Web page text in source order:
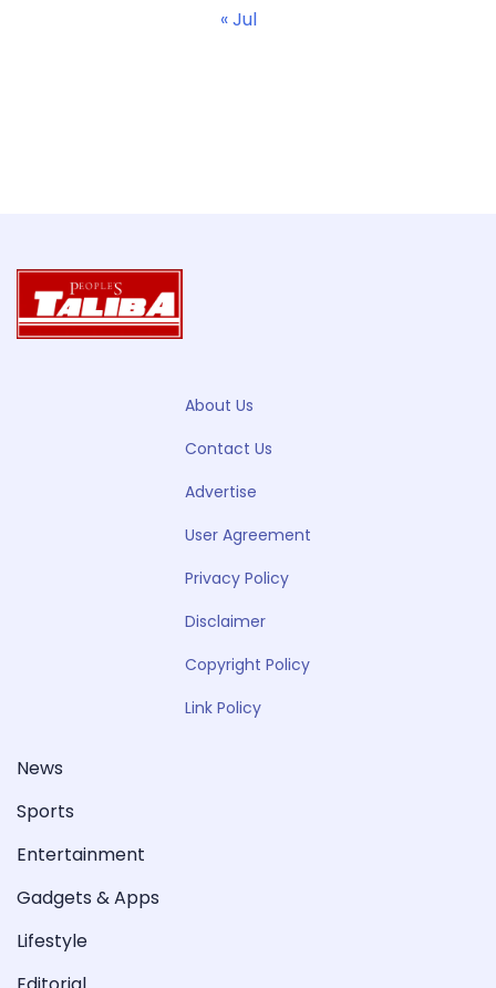
« Jul
About Us
Contact Us
Advertise
User Agreement
Privacy Policy
Disclaimer
Copyright Policy
Link Policy
News
Sports
Entertainment
Gadgets & Apps
Lifestyle